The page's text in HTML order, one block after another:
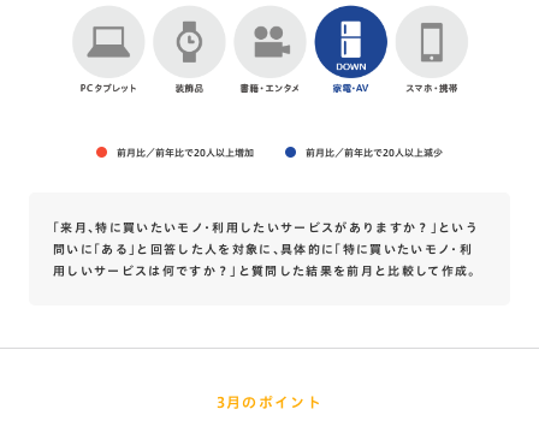
前月比／前年比で20人以上増加 前月比／前年比で20人以上減少
「来月、特に買いたいモノ・利用したいサービスがありますか？」という
問いに「ある」と回答した人を対象に、具体的に「特に買いたいモノ・利
用しいサービスは何ですか？」と質問した結果を前月と比較して作成。
3月のポイント